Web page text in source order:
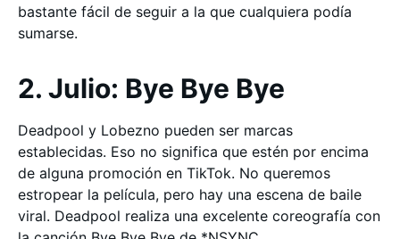
bastante fácil de seguir a la que cualquiera podía
sumarse.
2. Julio: Bye Bye Bye
Deadpool y Lobezno pueden ser marcas
establecidas. Eso no significa que estén por encima
de alguna promoción en TikTok. No queremos
estropear la película, pero hay una escena de baile
viral. Deadpool realiza una excelente coreografía con